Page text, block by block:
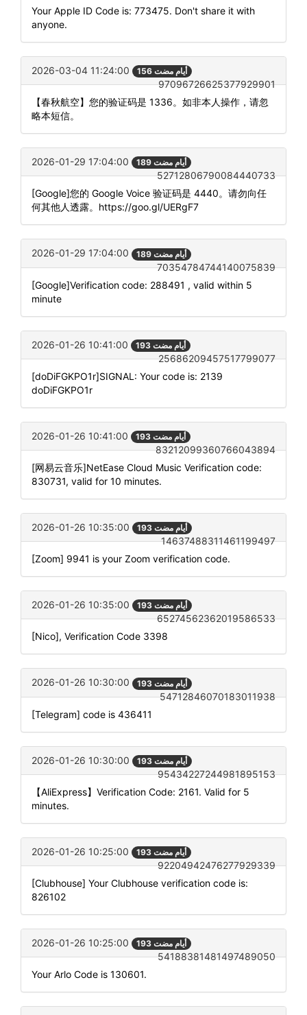
Your Apple ID Code is: 773475. Don't share it with
anyone.
2026-03-04 11:24:00 156 أيام مضت
97096726625377929901
【春秋航空】您的验证码是 1336。如非本人操作，请忽
略本短信。
2026-01-29 17:04:00 189 أيام مضت
52712806790084440733
[Google]您的 Google Voice 验证码是 4440。请勿向任
何其他人透露。https://goo.gl/UERgF7
2026-01-29 17:04:00 189 أيام مضت
70354784744140075839
[Google]Verification code: 288491 , valid within 5
minute
2026-01-26 10:41:00 193 أيام مضت
25686209457517799077
[doDiFGKPO1r]SIGNAL: Your code is: 2139
doDiFGKPO1r
2026-01-26 10:41:00 193 أيام مضت
83212099360766043894
[网易云音乐]NetEase Cloud Music Verification code:
830731, valid for 10 minutes.
2026-01-26 10:35:00 193 أيام مضت
14637488311461199497
[Zoom] 9941 is your Zoom verification code.
2026-01-26 10:35:00 193 أيام مضت
65274562362019586533
[Nico], Verification Code 3398
2026-01-26 10:30:00 193 أيام مضت
54712846070183011938
[Telegram] code is 436411
2026-01-26 10:30:00 193 أيام مضت
95434227244981895153
【AliExpress】Verification Code: 2161. Valid for 5
minutes.
2026-01-26 10:25:00 193 أيام مضت
92204942476277929339
[Clubhouse] Your Clubhouse verification code is:
826102
2026-01-26 10:25:00 193 أيام مضت
54188381481497489050
Your Arlo Code is 130601.